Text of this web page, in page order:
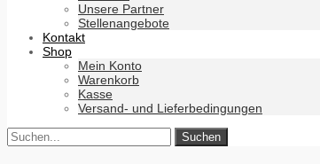
Unsere Partner
Stellenangebote
Kontakt
Shop
Mein Konto
Warenkorb
Kasse
Versand- und Lieferbedingungen